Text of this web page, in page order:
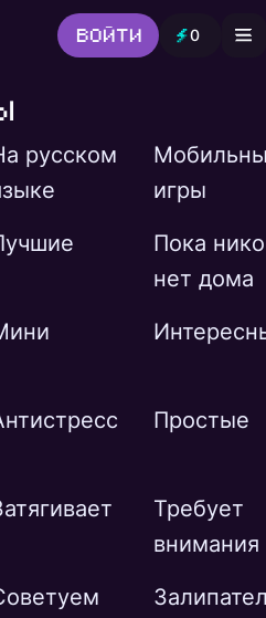
Войти 0
Выбор редакции
русском
игры
Пока
нет дома
Простые
Требует
внимания